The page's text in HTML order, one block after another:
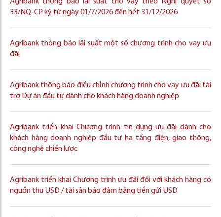
33/NQ-CP kỳ từ ngày 01/7/2026 đến hết 31/12/2026
Agribank thông báo lãi suất một số chương trình cho vay ưu
đãi
Agribank thông báo điều chỉnh chương trình cho vay ưu đãi tài
trợ Dự án đầu tư dành cho khách hàng doanh nghiệp
Agribank triển khai Chương trình tín dụng ưu đãi dành cho
khách hàng doanh nghiệp đầu tư hạ tầng điện, giao thông,
công nghệ chiến lược
Agribank triển khai Chương trình ưu đãi đối với khách hàng có
nguồn thu USD / tài sản bảo đảm bằng tiền gửi USD